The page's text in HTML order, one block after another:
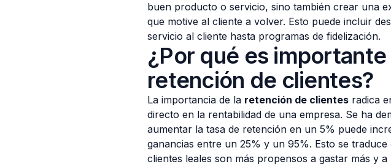
buen producto o servicio, sino también crear una
que motive al cliente a volver. Esto puede incluir
servicio al cliente hasta programas de fidelización.
¿Por qué es importante
retención de clientes?
La importancia de la retención de clientes radica
directo en la rentabilidad de una empresa. Se ha
aumentar la tasa de retención en un 5% puede
ganancias entre un 25% y un 95%. Esto se traduce
clientes leales son más propensos a gastar más y